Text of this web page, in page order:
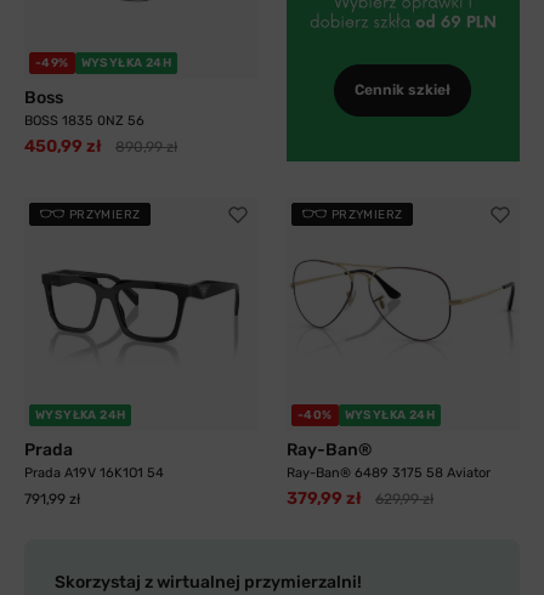
-49% WYSYŁKA 24H
Boss
BOSS 1835 0NZ 56
450,99 zł 890,99 zł
Cennik szkieł
PRZYMIERZ
WYSYŁKA 24H
Prada
Prada A19V 16K1O1 54
791,99 zł
Skorzystaj z wirtualnej przymierzalni!
PRZYMIERZ
-40% WYSYŁKA 24H
Ray-Ban®
Ray-Ban® 6489 3175 58 Aviator
379,99 zł 629,99 zł